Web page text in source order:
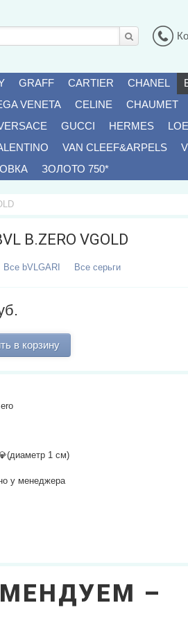
GRAFF CARTIER CHANEL
VENETA CELINE CHAUMET
GUCCI HERMES
VAN CLEEF&ARPELS
ЗОЛОТО 750*
B.ZERO VGOLD
Все BVLGARI Все Серьги
в корзину
1 см)
у менеджера